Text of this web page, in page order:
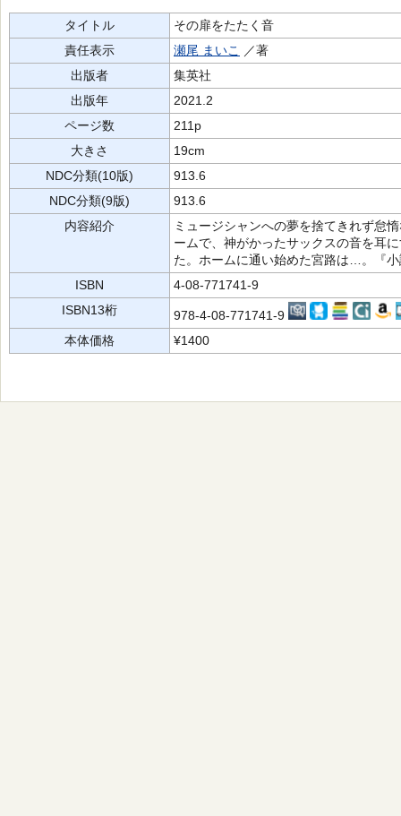
タイトル
その扉をたたく音
責任表示
瀬尾 まいこ
／著
出版者
集英社
出版年
2021.2
ページ数
211p
大きさ
19cm
NDC分類(10版)
913.6
NDC分類(9版)
913.6
内容紹介
ミュージシャンへの夢を捨てきれず怠
ームで、神がかったサックスの音を耳
た。ホームに通い始めた宮路は…。『
ISBN
4-08-771741-9
ISBN13桁
978-4-08-771741-9
本体価格
¥1400